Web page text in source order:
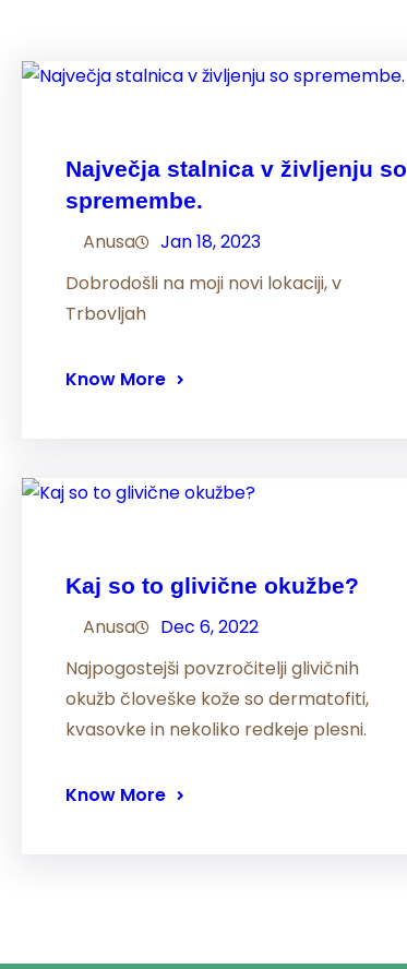
Največja stalnica v življenju so
spremembe.
Anusa
Jan 18, 2023
Dobrodošli na moji novi lokaciji, v
Trbovljah
Know More
Kaj so to glivične okužbe?
Anusa
Dec 6, 2022
Najpogostejši povzročitelji glivičnih
okužb človeške kože so dermatofiti,
kvasovke in nekoliko redkeje plesni.
Know More